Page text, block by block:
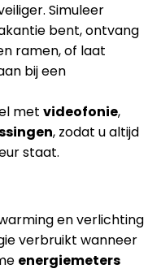
Simuleer
bent, ontvang
ramen, of laat
bij een
met videofonie,
, zodat u altijd
staat.
en verlichting
verbruikt wanneer
energiemeters